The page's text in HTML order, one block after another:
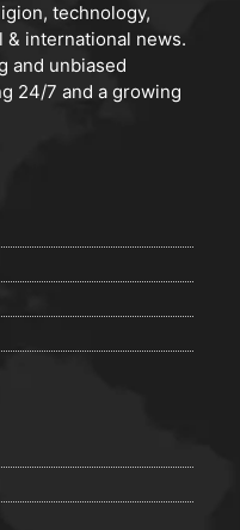
technology,
& international news.
and unbiased
24/7 and a growing